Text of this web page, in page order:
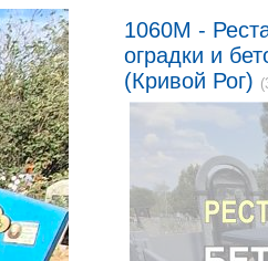
1060M -
оградки и
(Кривой Рог)